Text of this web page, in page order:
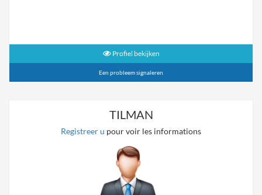
Profiel bekijken
Een probleem signaleren
TILMAN
Registreer u pour voir les informations